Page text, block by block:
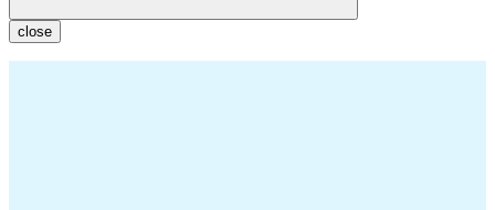
close